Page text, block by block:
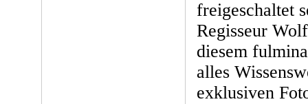
freigeschaltet
Regisseur
diesem
alles
exklusiven